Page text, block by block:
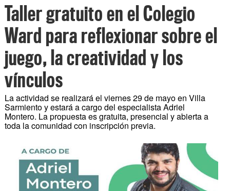
Taller gratuito en el Colegio
Ward para reflexionar sobre el
juego, la creatividad y los
vínculos
La actividad se realizará el viernes 29 de mayo en Villa
Sarmiento y estará a cargo del especialista Adriel
Montero. La propuesta es gratuita, presencial y abierta a
toda la comunidad con inscripción previa.